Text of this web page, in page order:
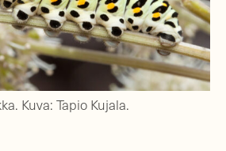
Kuva: Tapio Kujala.